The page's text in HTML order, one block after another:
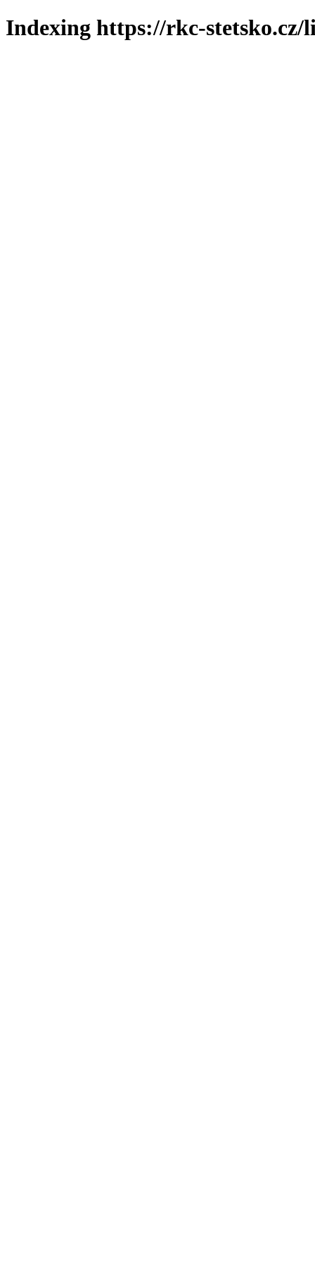
Indexing https://rkc-stetsko.cz/